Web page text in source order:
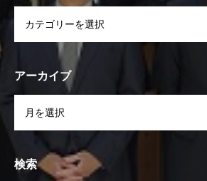
アーカイブ
検索